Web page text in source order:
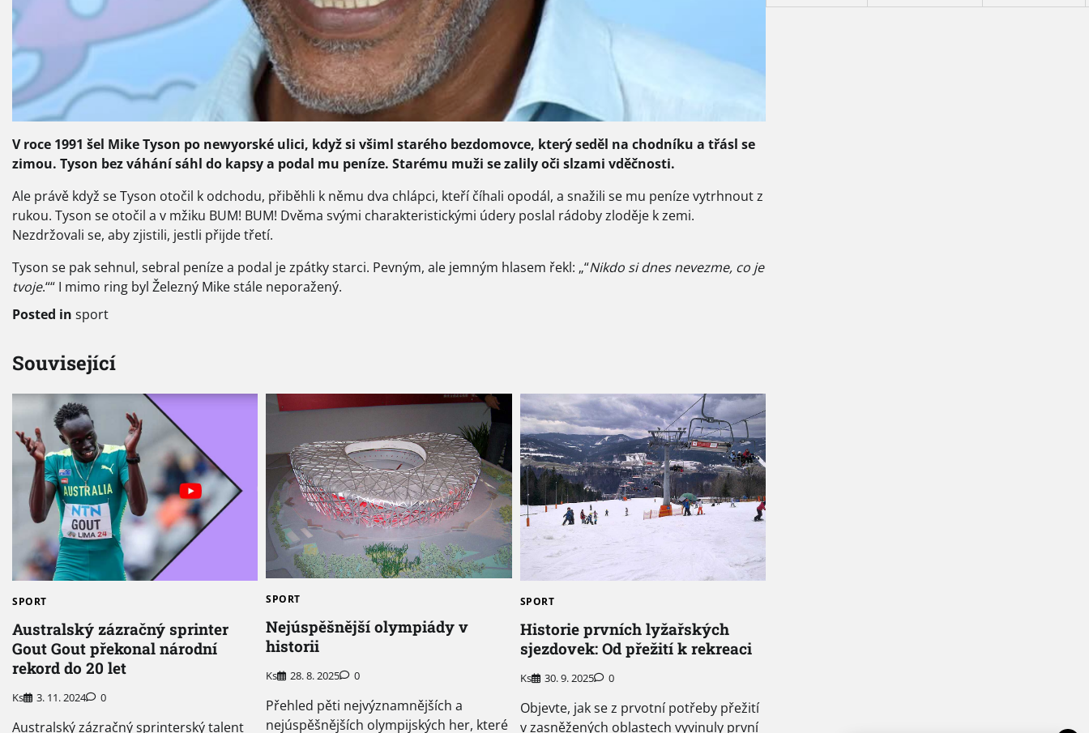
V roce 1991 šel Mike Tyson po newyorské ulici, když si všiml starého bezdomovce, který seděl na chodníku a třásl se
zimou. Tyson bez váhání sáhl do kapsy a podal mu peníze. Starému muži se zalily oči slzami vděčnosti.
Ale právě když se Tyson otočil k odchodu, přiběhli k němu dva chlápci, kteří číhali opodál, a snažili se mu peníze vytrhnout z
rukou. Tyson se otočil a v mžiku BUM! BUM! Dvěma svými charakteristickými údery poslal rádoby zloděje k zemi.
Nezdržovali se, aby zjistili, jestli přijde třetí.
Tyson se pak sehnul, sebral peníze a podal je zpátky starci. Pevným, ale jemným hlasem řekl: „“Nikdo si dnes nevezme, co je
tvoje.““ I mimo ring byl Železný Mike stále neporažený.
Posted in sport
Související
SPORT
Australský zázračný sprinter
Gout Gout překonal národní
rekord do 20 let
Ks 3. 11. 2024 0
Australský zázračný sprinterský talent
SPORT
Nejúspěšnější olympiády v
historii
Ks 28. 8. 2025 0
Přehled pěti nejvýznamnějších a
nejúspěšnějších olympijských her, které
SPORT
Historie prvních lyžařských
sjezdovek: Od přežití k rekreaci
Ks 30. 9. 2025 0
Objevte, jak se z prvotní potřeby přežití
v zasněžených oblastech vyvinuly první